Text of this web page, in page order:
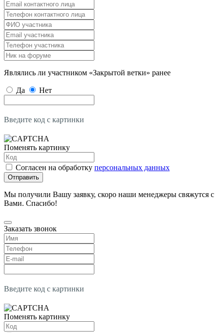
Являлись ли участником «Закрытой ветки» ранее
Да Нет
Введите код с картинки
Поменять картинку
Согласен на обработку персональных данных
Отправить
Мы получили Вашу заявку, скоро наши менеджеры свяжутся с
Вами. Спасибо!
Заказать звонок
Введите код с картинки
Поменять картинку